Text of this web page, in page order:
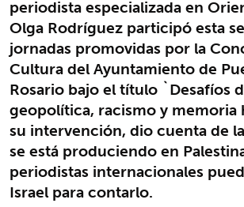
periodista especializada en
Olga Rodríguez participó esta
jornadas promovidas por la
Cultura del Ayuntamiento de
Rosario bajo el título `Desafíos
geopolítica, racismo y memoria
su intervención, dio cuenta de
se está produciendo en
periodistas internacionales
Israel para contarlo.